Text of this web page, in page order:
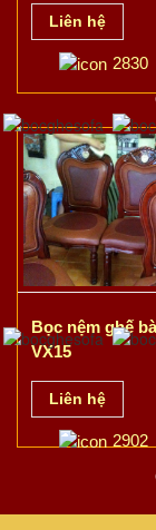
Liên hệ
2830
Bọc nệm ghế
VX15
Liên hệ
2902